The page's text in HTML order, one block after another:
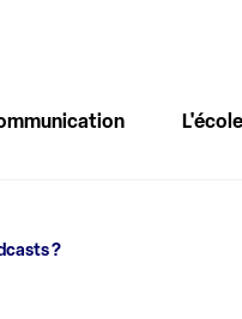
?
L'école